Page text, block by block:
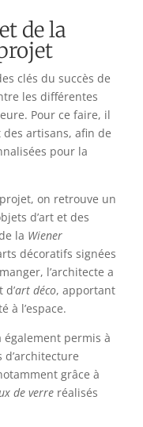
de la
clés du succès de
les différentes
Pour ce faire, il
artisans, afin de
pour la
on retrouve un
d’art et des
la Wiener
décoratifs signées
l’architecte a
art déco, apportant
à l’espace.
également permis à
d’architecture
grâce à
de verreréalisés